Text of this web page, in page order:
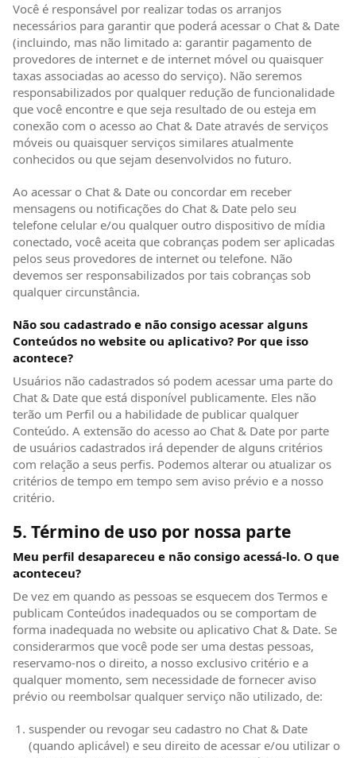
Você é responsável por realizar todas os arranjos
necessários para garantir que poderá acessar o Chat & Date
(incluindo, mas não limitado a: garantir pagamento de
provedores de internet e de internet móvel ou quaisquer
taxas associadas ao acesso do serviço). Não seremos
responsabilizados por qualquer redução de funcionalidade
que você encontre e que seja resultado de ou esteja em
conexão com o acesso ao Chat & Date através de serviços
móveis ou quaisquer serviços similares atualmente
conhecidos ou que sejam desenvolvidos no futuro.
Ao acessar o Chat & Date ou concordar em receber
mensagens ou notificações do Chat & Date pelo seu
telefone celular e/ou qualquer outro dispositivo de mídia
conectado, você aceita que cobranças podem ser aplicadas
pelos seus provedores de internet ou telefone. Não
devemos ser responsabilizados por tais cobranças sob
qualquer circunstância.
Não sou cadastrado e não consigo acessar alguns
Conteúdos no website ou aplicativo? Por que isso
acontece?
Usuários não cadastrados só podem acessar uma parte do
Chat & Date que está disponível publicamente. Eles não
terão um Perfil ou a habilidade de publicar qualquer
Conteúdo. A extensão do acesso ao Chat & Date por parte
de usuários cadastrados irá depender de alguns critérios
com relação a seus perfis. Podemos alterar ou atualizar os
critérios de tempo em tempo sem aviso prévio e a nosso
critério.
5. Término de uso por nossa parte
Meu perfil desapareceu e não consigo acessá-lo. O que
aconteceu?
De vez em quando as pessoas se esquecem dos Termos e
publicam Conteúdos inadequados ou se comportam de
forma inadequada no website ou aplicativo Chat & Date. Se
considerarmos que você pode ser uma destas pessoas,
reservamo-nos o direito, a nosso exclusivo critério e a
qualquer momento, sem necessidade de fornecer aviso
prévio ou reembolsar qualquer serviço não utilizado, de:
suspender ou revogar seu cadastro no Chat & Date
(quando aplicável) e seu direito de acessar e/ou utilizar o